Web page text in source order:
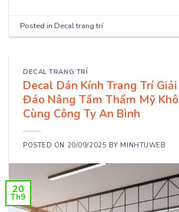
Posted in Decal trang trí
DECAL TRANG TRÍ
Decal Dán Kính Trang Trí
Đáo Nâng Tầm Thẩm Mỹ
Cùng Công Ty An Bình
POSTED ON 20/09/2025 BY MINHTUWEB
20
Th9